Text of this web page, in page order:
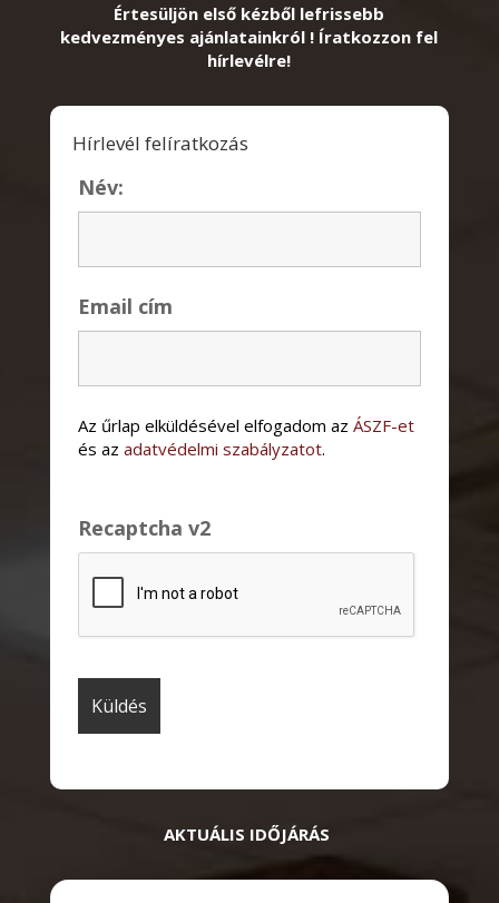
Értesüljön első kézből lefrissebb
kedvezményes ajánlatainkról ! Íratkozzon fel
hírlevélre!
Hírlevél felíratkozás
Név:
Email cím
Az űrlap elküldésével elfogadom az ÁSZF-et
és az adatvédelmi szabályzatot.
Recaptcha v2
AKTUÁLIS IDŐJÁRÁS